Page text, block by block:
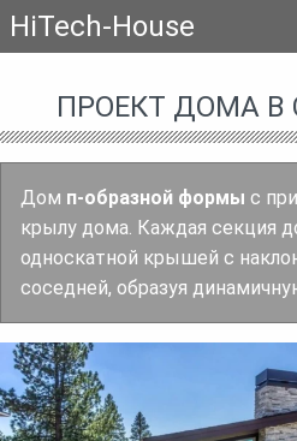
HiTech-House
ПРОЕКТ ДОМА В
Дом п-образной формы с
крылу дома. Каждая секция
односкатной крышей с
соседней, образуя